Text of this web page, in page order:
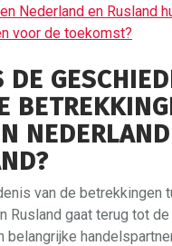
Nederland en Rusland
voor de toekomst?
DE
van de betrekkingen
Rusland gaat terug tot
belangrijke